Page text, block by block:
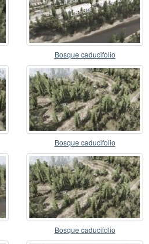
Bosque caducifolio
Bosque caducifolio
Bosque caducifolio